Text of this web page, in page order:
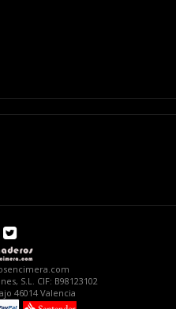
S.L. CIF: B98123102
46014 Valencia